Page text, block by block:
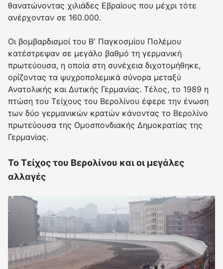
θανατώνοντας χιλιάδες Εβραίους που μέχρι τότε
ανέρχονταν σε 160.000.
Οι βομβαρδισμοί του Β' Παγκοσμίου Πολέμου
κατέστρεψαν σε μεγάλο βαθμό τη γερμανική
πρωτεύουσα, η οποία στη συνέχεια διχοτομήθηκε,
ορίζοντας τα ψυχροπολεμικά σύνορα μεταξύ
Ανατολικής και Δυτικής Γερμανίας. Τέλος, το 1989 η
πτώση του Τείχους του Βερολίνου έφερε την ένωση
των δύο γερμανικών κρατών κάνοντας το Βερολίνο
πρωτεύουσα της Ομοσπονδιακής Δημοκρατίας της
Γερμανίας.
Το Τείχος του Βερολίνου και οι μεγάλες
αλλαγές